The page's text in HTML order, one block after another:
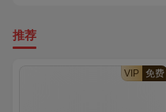
推荐
VIP 免费